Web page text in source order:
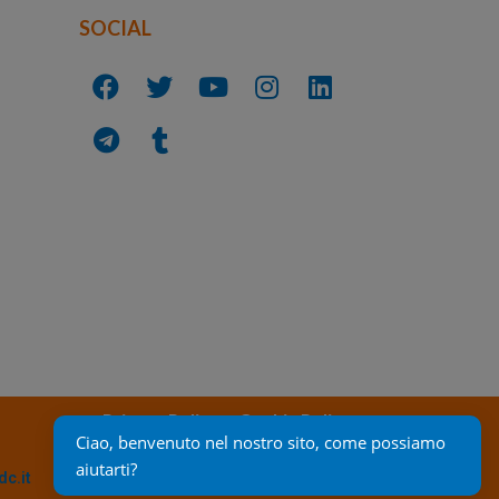
SOCIAL
Privacy Policy Cookie Policy
Ciao, benvenuto nel nostro sito, come possiamo
aiutarti?